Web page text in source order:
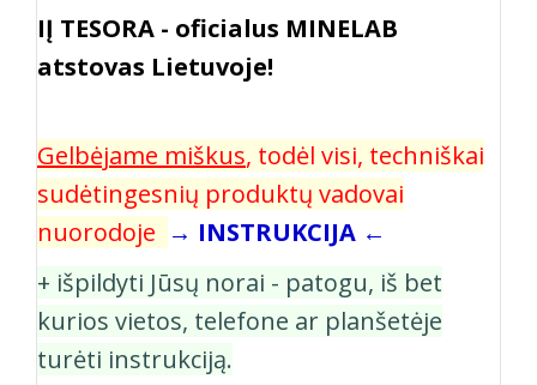
IĮ TESORA - oficialus MINELAB
atstovas Lietuvoje!
Gelbėjame miškus, todėl visi, techniškai
sudėtingesnių produktų vadovai
nuorodoje → INSTRUKCIJA ←
+ išpildyti Jūsų norai - patogu, iš bet
kurios vietos, telefone ar planšetėje
turėti instrukciją.